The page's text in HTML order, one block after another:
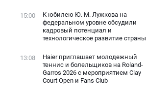
15:00
К юбилею Ю. М. Лужкова на
федеральном уровне обсудили
кадровый потенциал и
технологическое развитие страны
13:08
Haier приглашает молодежный
теннис и болельщиков на Roland-
Garros 2026 с мероприятием Clay
Court Open и Fans Club